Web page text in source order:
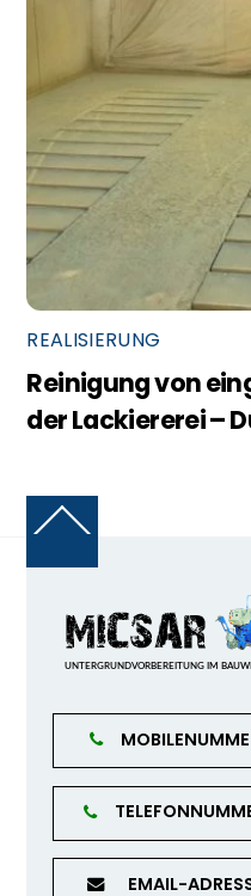
REALISIERUNG
Reinigung von
der Lackiererei –
Back
Top
EMAIL-